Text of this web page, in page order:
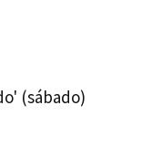
(sábado)